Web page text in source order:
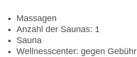
Massagen
Anzahl der Saunas: 1
Sauna
Wellnesscenter: gegen Gebühr